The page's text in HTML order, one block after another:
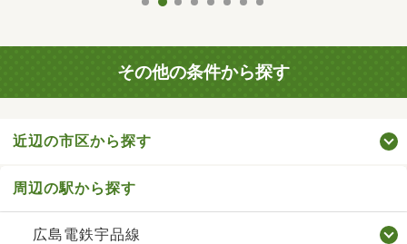
その他の条件から探す
近辺の市区から探す
周辺の駅から探す
広島電鉄宇品線